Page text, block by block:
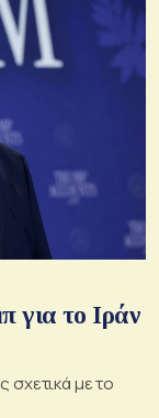
για το Ιράν
σχετικά με το